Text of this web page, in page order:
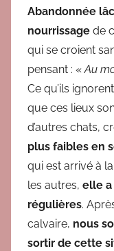
Abandonnée
nourrissage de
qui se croient sa
pensant : «Au m
Ce qu’ils
que ces lieux
d’autres chats,
plus faibles en s
qui est arrivé à la
les autres, elle a
régulières. Aprè
calvaire, nous
sortir de cette